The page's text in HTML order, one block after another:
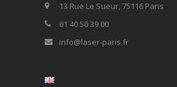
13 Rue Le Sueur, 75116 Paris
01 40 50 39 00
info@laser-paris.fr